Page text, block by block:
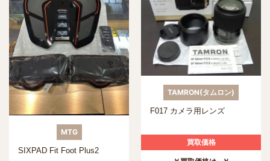
MTG
SIXPAD Fit Foot Plus2
TAMRON(タムロン)
F017 カメラ用レンズ
買取価格